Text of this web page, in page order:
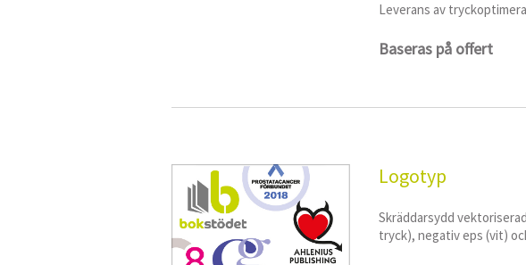
Leverans av
Baseras på offert
Logotyp
​Skräddarsydd
tryck), negativ eps (vit)